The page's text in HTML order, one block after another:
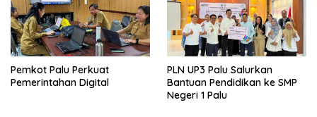
Pemkot Palu Perkuat
Pemerintahan Digital
PLN UP3 Palu Salurkan
Bantuan Pendidikan ke SMP
Negeri 1 Palu